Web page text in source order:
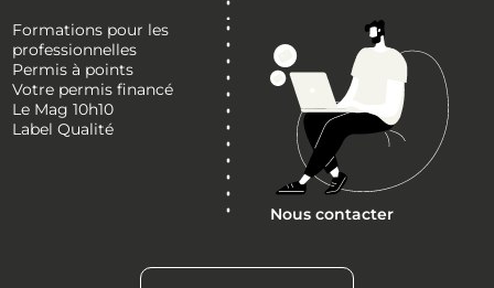
Formations pour les
professionnelles
Permis à points
Votre permis financé
Le Mag 10h10
Label Qualité
Nous contacter